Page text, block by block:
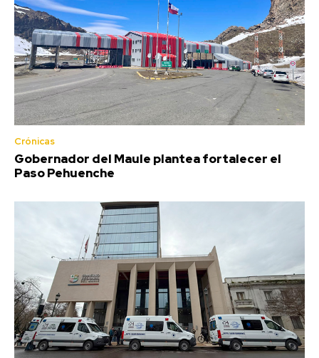
Crónicas
Gobernador del Maule plantea fortalecer el
Paso Pehuenche